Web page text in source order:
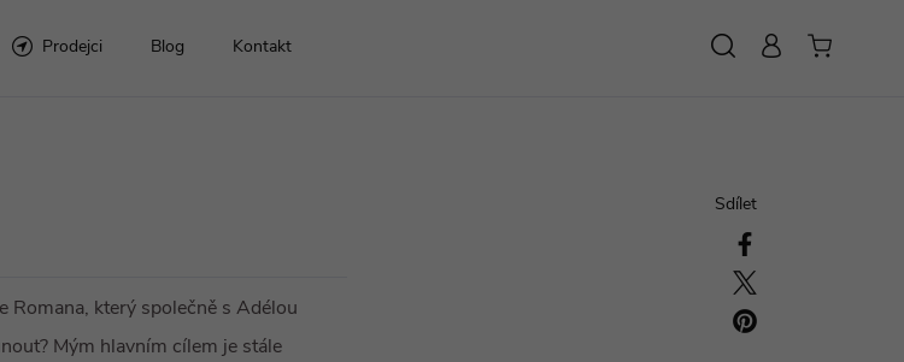
Prodejci Blog Kontakt
Romana, který společně s Adélou
Mým hlavním cílem je stále
Sdílet